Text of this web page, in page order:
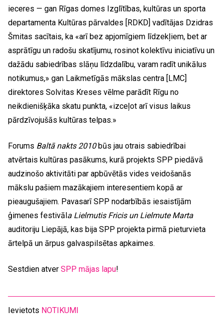
ieceres — gan Rīgas domes Izglītības, kultūras un sporta
departamenta Kultūras pārvaldes [RDKD] vadītājas Dzidras
Šmitas sacītais, ka «arī bez apjomīgiem līdzekļiem, bet ar
asprātīgu un radošu skatījumu, rosinot kolektīvu iniciatīvu un
dažādu sabiedrības slāņu līdzdalību, varam radīt unikālus
notikumus,» gan Laikmetīgās mākslas centra [LMC]
direktores Solvitas Kreses vēlme parādīt Rīgu no
neikdienišķāka skatu punkta, «izceļot arī visus laikus
pārdzīvojušās kultūras telpas.»
Forums Baltā nakts 2010būs jau otrais sabiedrībai
atvērtais kultūras pasākums, kurā projekts SPP piedāvā
audzinošo aktivitāti par apbūvētās vides veidošanās
mākslu pašiem mazākajiem interesentiem kopā ar
pieaugušajiem. Pavasarī SPP nodarbībās iesaistījām
ģimenes festivāla Lielmutis Fricis un Lielmute Marta
auditoriju Liepājā, kas bija SPP projekta pirmā pieturvieta
ārtelpā un ārpus galvaspilsētas apkaimes.
Sestdien atver SPP mājas lapu!
Ievietots NOTIKUMI